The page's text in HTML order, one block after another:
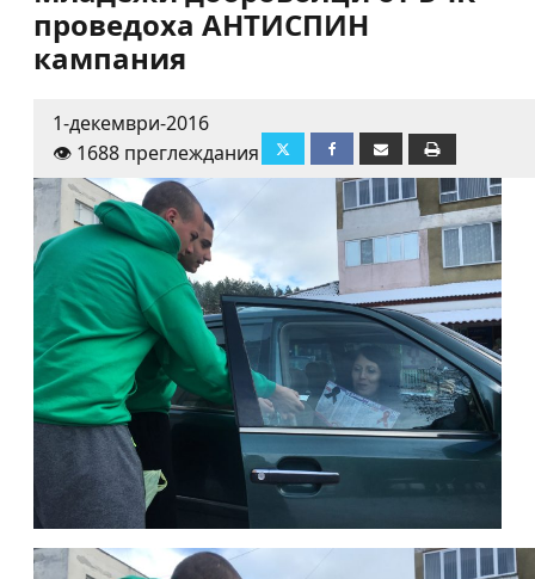
проведоха АНТИСПИН
кампания
1-декември-2016
👁️ 1688 преглеждания